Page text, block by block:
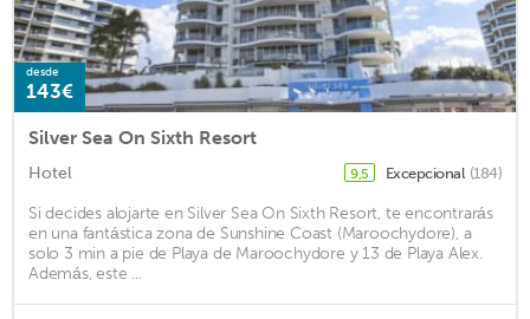
desde
143€
Silver Sea On Sixth Resort
Hotel 9,5 Excepcional (184)
Si decides alojarte en Silver Sea On Sixth Resort, te encontrarás
en una fantástica zona de Sunshine Coast (Maroochydore), a
solo 3 min a pie de Playa de Maroochydore y 13 de Playa Alex.
Además, este ...